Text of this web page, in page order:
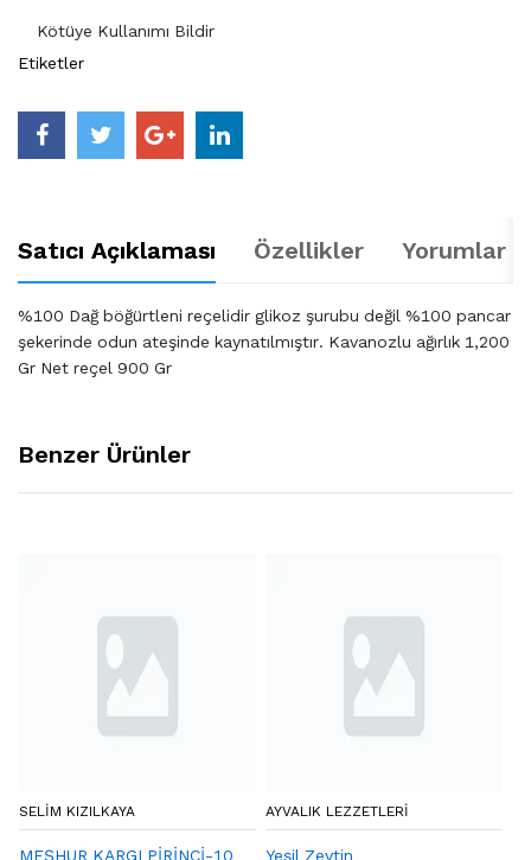
Kötüye Kullanımı Bildir
Etiketler
Satıcı Açıklaması Özellikler Yorumlar
%100 Dağ böğürtleni reçelidir glikoz şurubu değil %100 pancar
şekerinde odun ateşinde kaynatılmıştır. Kavanozlu ağırlık 1,200
Gr Net reçel 900 Gr
Benzer Ürünler
SELIM KIZILKAYA
MEŞHUR KARGI PİRİNCİ-10
AYVALIK LEZZETLERI
Yeşil Zeytin